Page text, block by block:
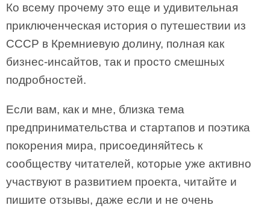
Ко всему прочему это еще и удивительная
приключенческая история о путешествии из
СССР в Кремниевую долину, полная как
бизнес-инсайтов, так и просто смешных
подробностей.
Если вам, как и мне, близка тема
предпринимательства и стартапов и поэтика
покорения мира, присоединяйтесь к
сообществу читателей, которые уже активно
участвуют в развитием проекта, читайте и
пишите отзывы, даже если и не очень